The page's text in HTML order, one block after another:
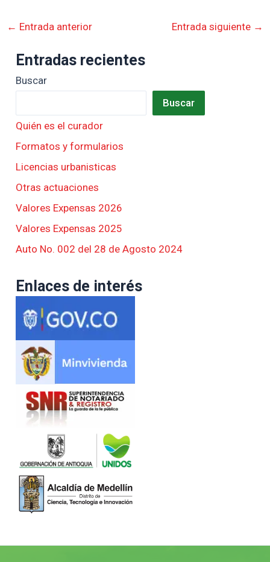
← Entrada anterior Entrada siguiente →
Entradas recientes
Buscar
Buscar
Quién es el curador
Formatos y formularios
Licencias urbanisticas
Otras actuaciones
Valores Expensas 2026
Valores Expensas 2025
Auto No. 002 del 28 de Agosto 2024
Enlaces de interés